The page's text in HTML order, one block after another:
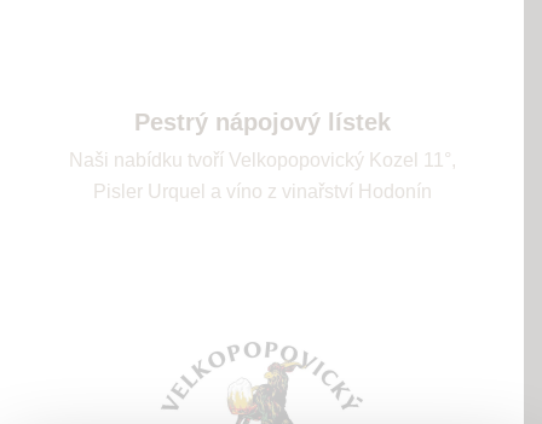
Pestrý nápojový lístek
Naši nabídku tvoří Velkopopovický Kozel 11°,
Pisler Urquel a víno z vinařství Hodonín